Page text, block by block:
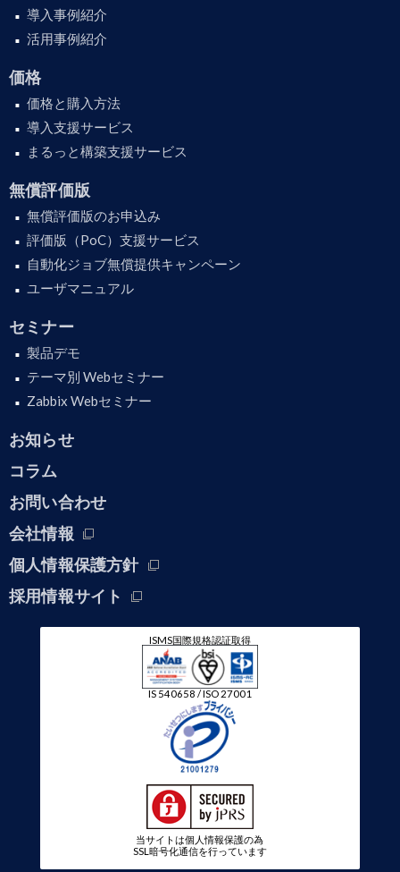
導入事例紹介
活用事例紹介
価格
価格と購入方法
導入支援サービス
まるっと構築支援サービス
無償評価版
無償評価版のお申込み
評価版（PoC）支援サービス
自動化ジョブ無償提供キャンペーン
ユーザマニュアル
セミナー
製品デモ
テーマ別 Webセミナー
Zabbix Webセミナー
お知らせ
コラム
お問い合わせ
会社情報
個人情報保護方針
採用情報サイト
ISMS国際規格認証取得
IS 540658 / ISO 27001
当サイトは個人情報保護の為
SSL暗号化通信を行っています